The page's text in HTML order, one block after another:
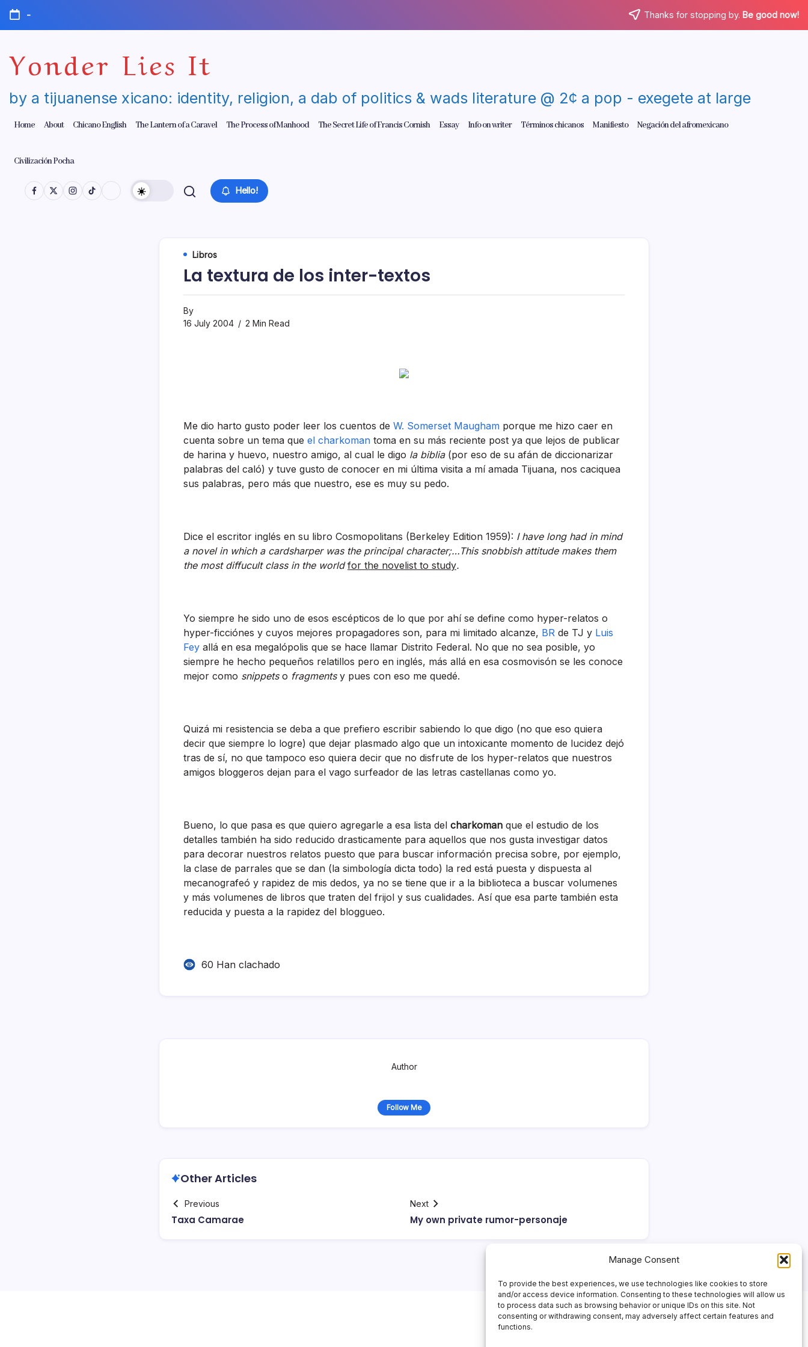
Manage Consent
To provide the best experiences, we use technologies like cookies to store
and/or access device information. Consenting to these technologies will allow us
to process data such as browsing behavior or unique IDs on this site. Not
consenting or withdrawing consent, may adversely affect certain features and
functions.
Skip
content
- Thanks for stopping by. Be good now!
Yonder Lies It
by a tijuanense xicano: identity, religion, a dab of politics & wads literature @ 2¢ a pop - exegete at large
Home About Chicano English The Lantern of a Caravel The Process of Manhood The Secret Life of Francis Cornish Essay Info on writer Términos chicanos Manifiesto Negación del afromexicano
Civilización Pocha
Hello!
Libros
La textura de los inter-textos
By
16 July 2004
2 Min Read
Me dio harto gusto poder leer los cuentos de W. Somerset Maugham porque me hizo caer en
cuenta sobre un tema que el charkoman toma en su más reciente post ya que lejos de publicar
de harina y huevo, nuestro amigo, al cual le digo la biblia(por eso de su afán de diccionarizar
palabras del caló) y tuve gusto de conocer en mi última visita a mí­ amada Tijuana, nos caciquea
sus palabras, pero más que nuestro, ese es muy su pedo.
Dice el escritor inglés en su libro Cosmopolitans (Berkeley Edition 1959): I have long had in mind
a novel in which a cardsharper was the principal character;…This snobbish attitude makes them
the most diffucult class in the world for the novelist to study.
Yo siempre he sido uno de esos escépticos de lo que por ahí­ se define como hyper-relatos o
hyper-ficciónes y cuyos mejores propagadores son, para mi limitado alcanze, BR de TJ y Luis
Fey allá en esa megalópolis que se hace llamar Distrito Federal. No que no sea posible, yo
siempre he hecho pequeños relatillos pero en inglés, más allá en esa cosmovisón se les conoce
mejor como snippetso fragmentsy pues con eso me quedé.
Quizá mi resistencia se deba a que prefiero escribir sabiendo lo que digo (no que eso quiera
decir que siempre lo logre) que dejar plasmado algo que un intoxicante momento de lucidez dejó
tras de sí­, no que tampoco eso quiera decir que no disfrute de los hyper-relatos que nuestros
amigos bloggeros dejan para el vago surfeador de las letras castellanas como yo.
Bueno, lo que pasa es que quiero agregarle a esa lista del charkoman que el estudio de los
detalles también ha sido reducido drasticamente para aquellos que nos gusta investigar datos
para decorar nuestros relatos puesto que para buscar información precisa sobre, por ejemplo,
la clase de parrales que se dan (la simbologí­a dicta todo) la red está puesta y dispuesta al
mecanografeó y rapidez de mis dedos, ya no se tiene que ir a la biblioteca a buscar volumenes
y más volumenes de libros que traten del frijol y sus cualidades. Así­ que esa parte también esta
reducida y puesta a la rapidez del bloggueo.
60 Han clachado
Author
Follow Me
Other Articles
Previous
Taxa Camarae
Next
My own private rumor-personaje